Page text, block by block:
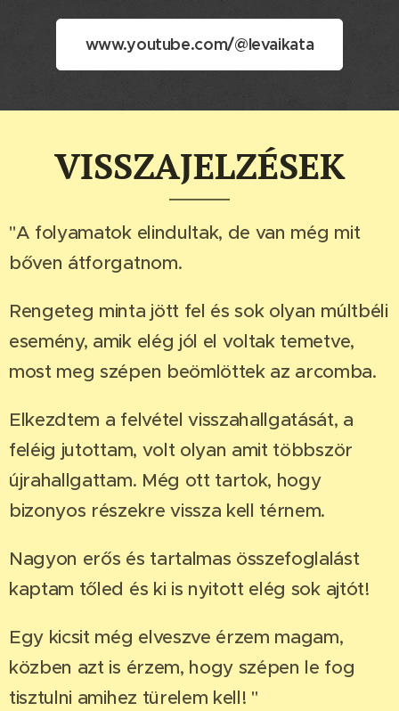
www.youtube.com/@levaikata
VISSZAJELZÉSEK
"A folyamatok elindultak, de van még mit
bőven átforgatnom.
Rengeteg minta jött fel és sok olyan múltbéli
esemény, amik elég jól el voltak temetve,
most meg szépen beömlöttek az arcomba.
Elkezdtem a felvétel visszahallgatását, a
feléig jutottam, volt olyan amit többször
újrahallgattam. Még ott tartok, hogy
bizonyos részekre vissza kell térnem.
Nagyon erős és tartalmas összefoglalást
kaptam tőled és ki is nyitott elég sok ajtót!
Egy kicsit még elveszve érzem magam,
közben azt is érzem, hogy szépen le fog
tisztulni amihez türelem kell! "